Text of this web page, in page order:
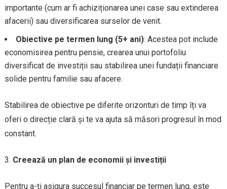
importante (cum ar fi achiziționarea unei case sau extinderea
afacerii) sau diversificarea surselor de venit.
Obiective pe termen lung (5+ ani): Acestea pot include
economisirea pentru pensie, crearea unui portofoliu
diversificat de investiții sau stabilirea unei fundații financiare
solide pentru familie sau afacere.
Stabilirea de obiective pe diferite orizonturi de timp îți va
oferi o direcție clară și te va ajuta să măsori progresul în mod
constant.
Creează un plan de economii și investiții
Pentru a-ți asigura succesul financiar pe termen lung, este